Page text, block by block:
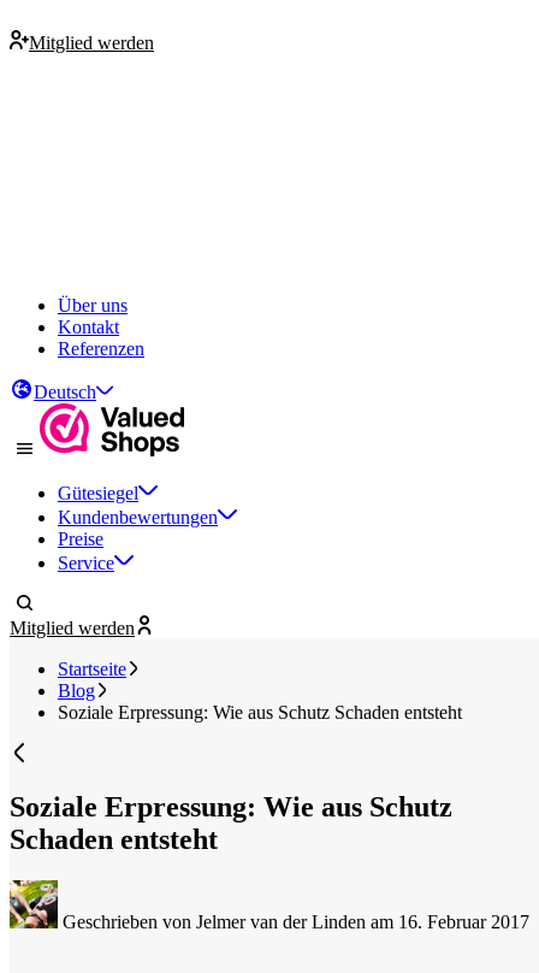
Mitglied werden
Über uns
Kontakt
Referenzen
Deutsch
Gütesiegel
Kundenbewertungen
Preise
Service
Mitglied werden
Startseite
Blog
Soziale Erpressung: Wie aus Schutz Schaden entsteht
Soziale Erpressung: Wie aus Schutz
Schaden entsteht
Geschrieben von Jelmer van der Linden am 16. Februar 2017